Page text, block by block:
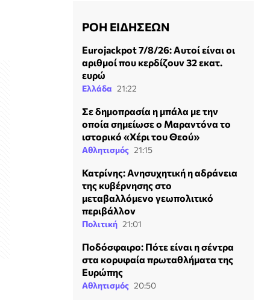
ΡΟΗ ΕΙΔΗΣΕΩΝ
Eurojackpot 7/8/26: Αυτοί είναι οι
αριθμοί που κερδίζουν 32 εκατ.
ευρώ
Ελλάδα 21:22
Σε δημοπρασία η μπάλα με την
οποία σημείωσε ο Μαραντόνα το
ιστορικό «Χέρι του Θεού»
Αθλητισμός 21:15
Κατρίνης: Ανησυχητική η αδράνεια
της κυβέρνησης στο
μεταβαλλόμενο γεωπολιτικό
περιβάλλον
Πολιτική 21:01
Ποδόσφαιρο: Πότε είναι η σέντρα
στα κορυφαία πρωταθλήματα της
Ευρώπης
Αθλητισμός 20:50